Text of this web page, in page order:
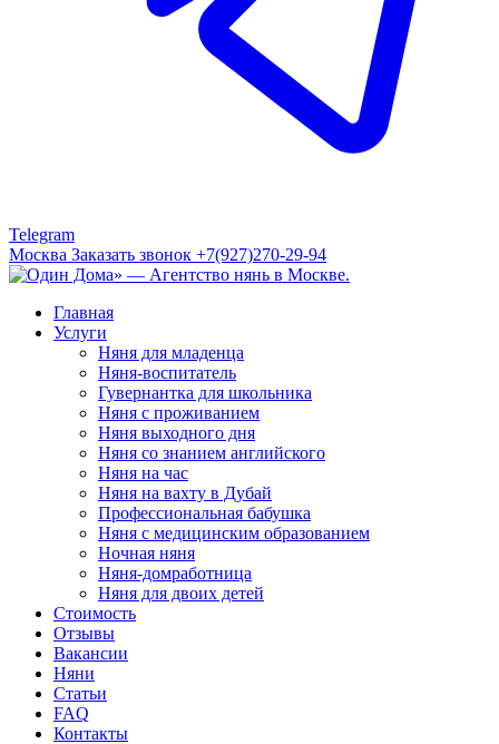
Telegram
Москва Заказать звонок +7(927)270-29-94
Главная
Услуги
Няня для младенца
Няня-воспитатель
Гувернантка для школьника
Няня с проживанием
Няня выходного дня
Няня со знанием английского
Няня на час
Няня на вахту в Дубай
Профессиональная бабушка
Няня с медицинским образованием
Ночная няня
Няня-домработница
Няня для двоих детей
Стоимость
Отзывы
Вакансии
Няни
Статьи
FAQ
Контакты